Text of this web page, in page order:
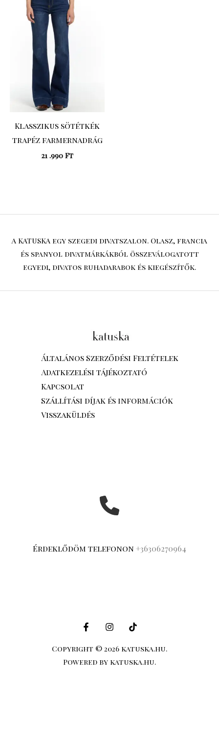
Klasszikus sötétkék
trapéz farmernadrág
21 .990 Ft
A KATUSKA egy szegedi divatszalon. Olasz, francia
és spanyol divatmárkákból összeválogatott
egyedi, divatos ruhadarabok és kiegészítők.
Általános Szerződési Feltételek
Adatkezelési tájékoztató
Kapcsolat
Szállítási díjak és információk
Visszaküldés
Érdeklődöm telefonon +36306270964
Copyright © 2026 katuska.hu.
Powered by katuska.hu.